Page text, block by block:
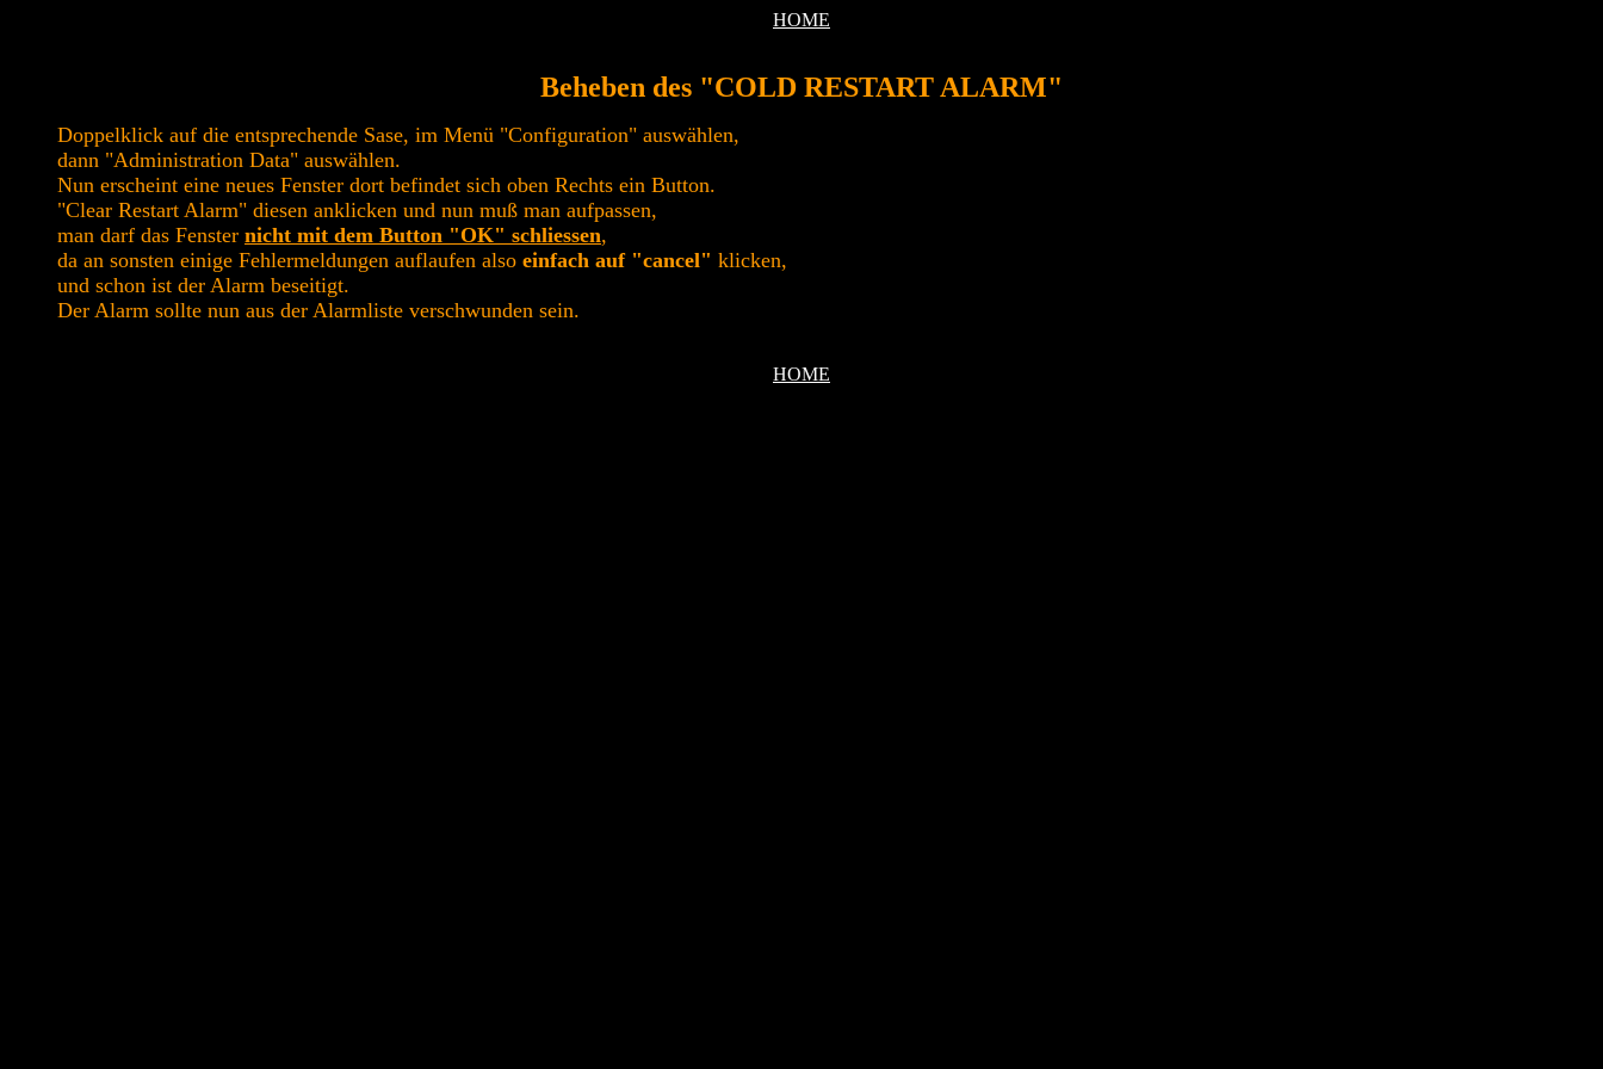
HOME
Beheben des "COLD RESTART ALARM"
Doppelklick auf die entsprechende Sase, im Menü "Configuration" auswählen,
dann "Administration Data" auswählen.
Nun erscheint eine neues Fenster dort befindet sich oben Rechts ein Button.
"Clear Restart Alarm" diesen anklicken und nun muß man aufpassen,
man darf das Fenster nicht mit dem Button "OK" schliessen,
da an sonsten einige Fehlermeldungen auflaufen also einfach auf "cancel" klicken,
und schon ist der Alarm beseitigt.
Der Alarm sollte nun aus der Alarmliste verschwunden sein.
HOME